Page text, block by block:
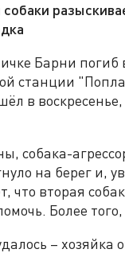
Барни погиб
станции
в
собака-
на берег и,
что вторая
Более
– хозяйка